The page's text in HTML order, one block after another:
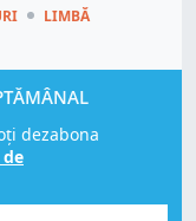
LIMBĂ
dezabona